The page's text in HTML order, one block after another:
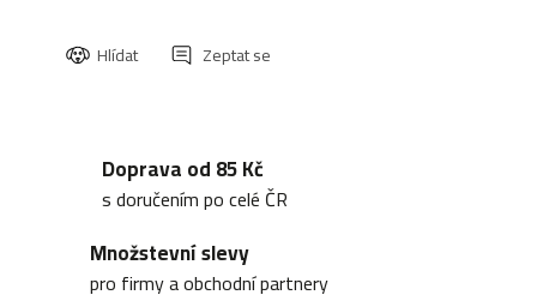
Zeptat se
Hlídat
Doprava od 85 Kč
s doručením po celé ČR
Množstevní slevy
pro firmy a obchodní partnery